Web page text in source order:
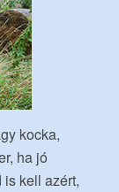
kocka,
ha jó
kell azért,